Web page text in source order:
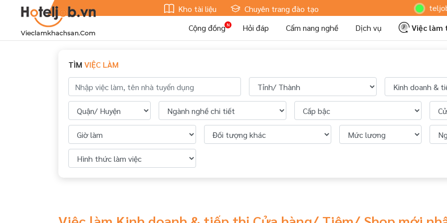
Kho tài liệu Chuyên trang đào tạo Hoteljob
Cộng đồng
Hỏi đáp Cẩm nang nghề Dịch vụ
Việc làm
TÌM VIỆC LÀM